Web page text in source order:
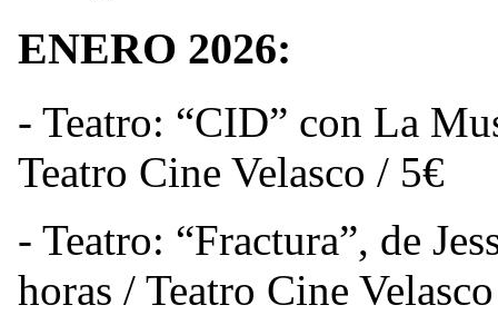
ENERO 2026:
- Teatro: “CID” con La
Teatro Cine Velasco / 5€
- Teatro: “Fractura”, de
horas / Teatro Cine